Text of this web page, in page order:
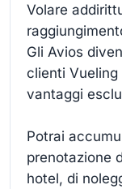
Volare
Gli Avios
clienti Vueling
vantaggi
Potrai
prenotazione
hotel, di